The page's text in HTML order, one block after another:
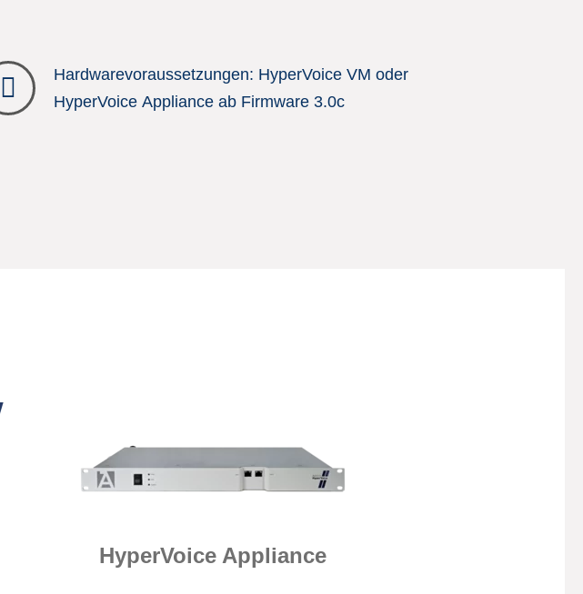
Hardwarevoraussetzungen: HyperVoice VM oder
HyperVoice Appliance ab Firmware 3.0c
HyperVoice Appliance